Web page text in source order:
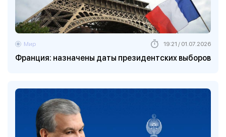
Франция: назначены даты президентских выборов
Мир 19:21 / 01.07.2026